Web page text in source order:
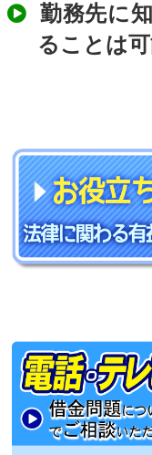
勤務先に
ることは